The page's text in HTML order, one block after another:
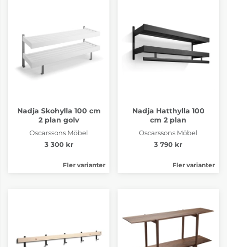
Nadja Skohylla 100 cm
2 plan golv
Oscarssons Möbel
3 300 kr
Fler varianter
Nadja Hatthylla 100
cm 2 plan
Oscarssons Möbel
3 790 kr
Fler varianter